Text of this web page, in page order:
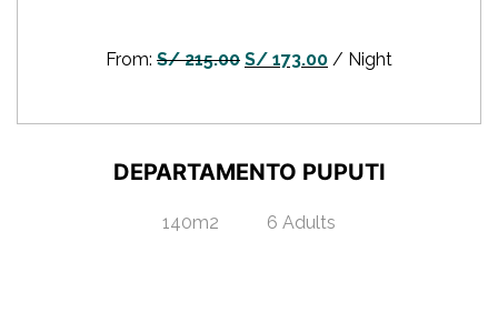
From: S/215.00 S/ 173.00 / Night
DEPARTAMENTO PUPUTI
140m2 6 Adults